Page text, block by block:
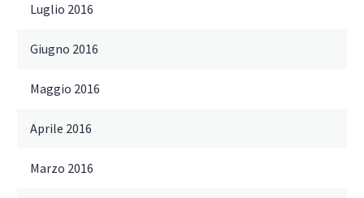
Luglio 2016
Giugno 2016
Maggio 2016
Aprile 2016
Marzo 2016